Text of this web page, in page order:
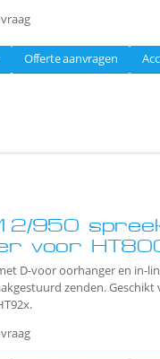
Offerte aanvragen
950
voor
D-voor oorhanger en in-
zenden. Geschikt